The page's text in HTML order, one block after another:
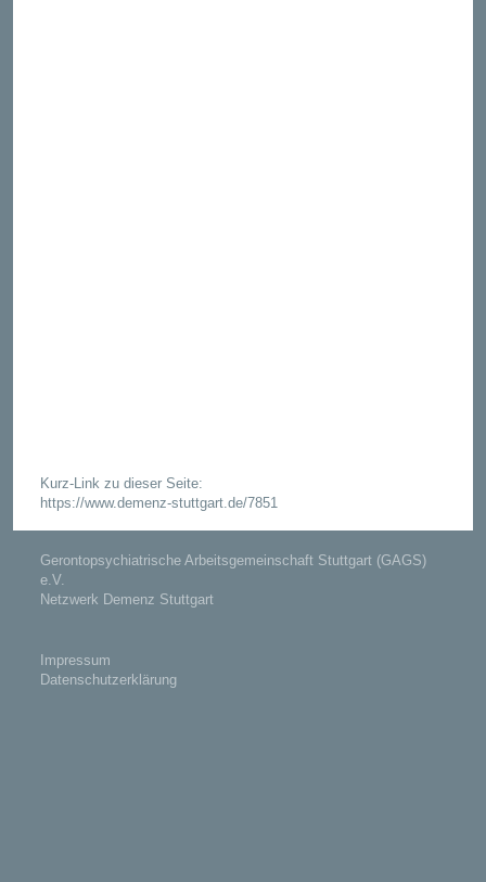
Kurz-Link zu dieser Seite:
https://www.demenz-stuttgart.de/7851
Gerontopsychiatrische Arbeitsgemeinschaft Stuttgart (GAGS)
e.V.
Netzwerk Demenz Stuttgart
Impressum
Datenschutzerklärung